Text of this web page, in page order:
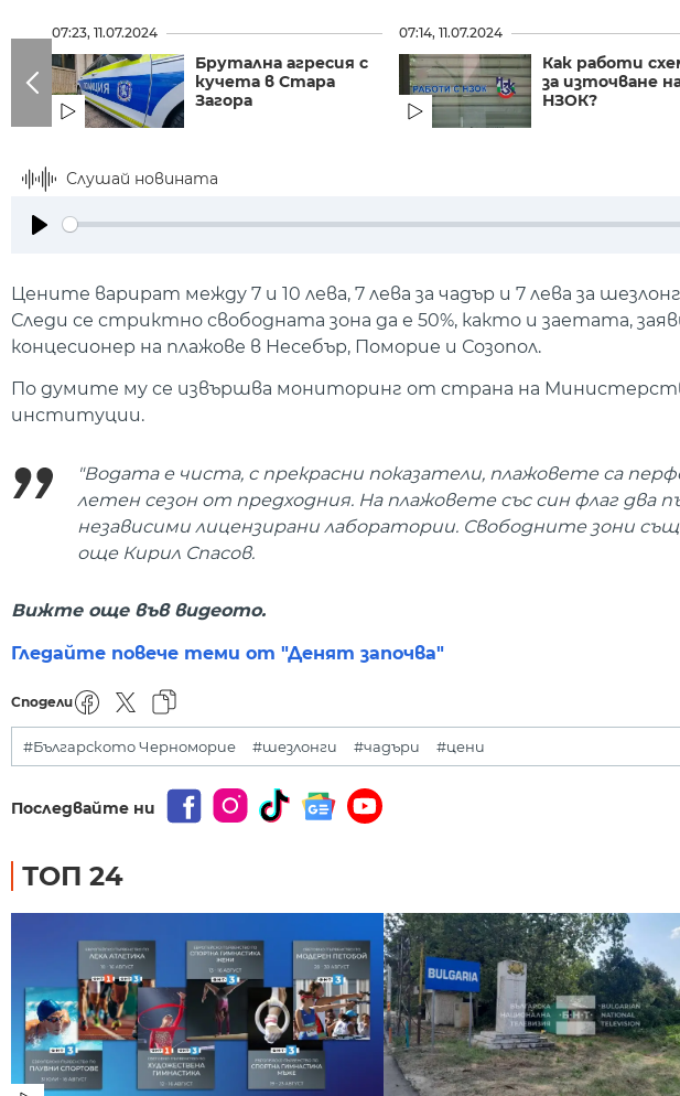
07:23, 11.07.2024
Брутална агресия с
кучета в Стара
Загора
07:14, 11.07.2024
Как работи
за източване
НЗОК?
Слушай новината
Цените варират между 7 и 10 лева, 7 лева за чадър и 7 лева за
Следи се стриктно свободната зона да е 50%, както и заетата,
концесионер на плажове в Несебър, Поморие и Созопол.
По думите му се извършва мониторинг от страна на
институции.
"Водата е чиста, с прекрасни показатели, плажовете са
летен сезон от предходния. На плажовете със син флаг два
независими лицензирани лаборатории. Свободните зони
още Кирил Спасов.
Вижте още във видеото.
Гледайте повече теми от "Денят започва"
Сподели
#Българското Черноморие #шезлонги #чадъри #цени
Последвайте ни
ТОП 24